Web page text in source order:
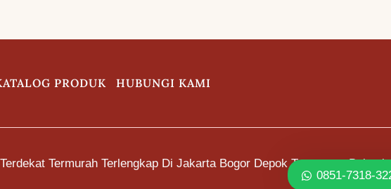
PRODUK HUBUNGI KAMI
Termurah Terlengkap Di Jakarta Bogor Depok Tangerang Bekasi
0851-7318-